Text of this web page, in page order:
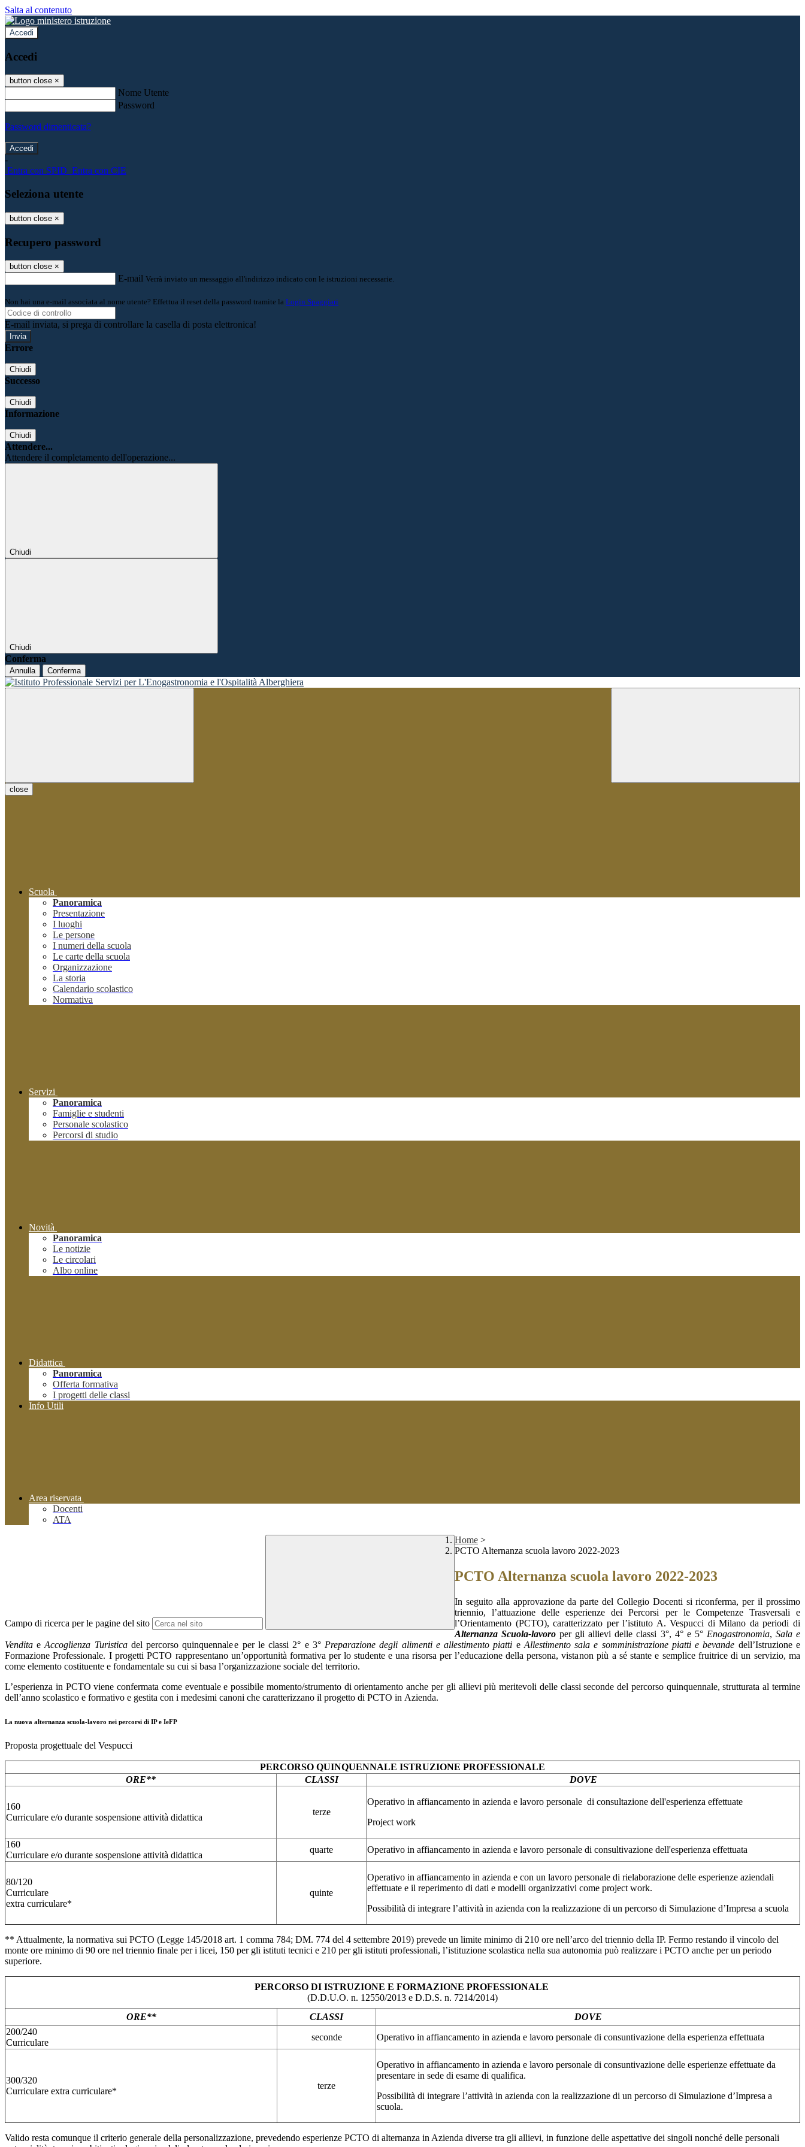
Salta al contenuto
Accedi
Accedi
button close ×
Nome Utente
Password
Password dimenticata?
-
Entra con SPID Entra con CIE
Seleziona utente
button close ×
Recupero password
button close ×
E-mail Verrà inviato un messaggio all'indirizzo indicato con le istruzioni necessarie.
Non hai una e-mail associata al nome utente? Effettua il reset della password tramite la Login Spaggiari
E-mail inviata, si prega di controllare la casella di posta elettronica!
Errore
Chiudi
Successo
Chiudi
Informazione
Chiudi
Attendere...
Attendere il completamento dell'operazione...
Chiudi
Chiudi
Conferma
Annulla Conferma
close
Scuola
Panoramica
Presentazione
I luoghi
Le persone
I numeri della scuola
Le carte della scuola
Organizzazione
La storia
Calendario scolastico
Normativa
Servizi
Panoramica
Famiglie e studenti
Personale scolastico
Percorsi di studio
Novità
Panoramica
Le notizie
Le circolari
Albo online
Didattica
Panoramica
Offerta formativa
I progetti delle classi
Info Utili
Area riservata
Docenti
ATA
Campo di ricerca per le pagine del sito
Home >
PCTO Alternanza scuola lavoro 2022-2023
PCTO Alternanza scuola lavoro 2022-2023
In seguito alla approvazione da parte del Collegio Docenti si riconferma, per il prossimo
triennio,
l’attuazione delle esperienze dei Percorsi per le Competenze Trasversali
e
l’Orientamento (PCTO), caratterizzato per l’istituto A. Vespucci di Milano da periodi di
Alternanza Scuola-lavoroper gli allievi delle classi 3°, 4° e 5° Enogastronomia, Sala e
VenditaeAccoglienza Turistica del percorso quinquennalee per le classi 2° e 3° Preparazione degli alimenti e allestimento piatti e Allestimento sala e somministrazione piatti e bevande dell’Istruzione e
Formazione Professionale. I progetti PCTO rappresentano un’opportunità formativa per lo studente e una risorsa per l’educazione della persona, vistanon più a sé stante e semplice fruitrice di un servizio, ma
come elemento costituente e fondamentale su cui si basa l’organizzazione sociale del territorio.
L’esperienza in PCTO viene confermata come eventuale e possibile momento/strumento di orientamento anche per gli allievi più meritevoli delle classi seconde del percorso quinquennale, strutturata al termine
dell’anno scolastico e formativo e gestita con i medesimi canoni che caratterizzano il progetto di PCTO in Azienda.
La nuova alternanza scuola-lavoro nei percorsi di IP e IeFP
Proposta progettuale del Vespucci
PERCORSO QUINQUENNALE ISTRUZIONE PROFESSIONALE
ORE**
CLASSI DOVE
160
Curriculare e/o durante sospensione attività didattica
terze
Operativo in affiancamento in azienda e lavoro personale di consultazione dell'esperienza effettuate
Project work
160
Curriculare e/o durante sospensione attività didattica
quarte Operativo in affiancamento in azienda e lavoro personale di consultivazione dell'esperienza effettuata
80/120
Curriculare
extra curriculare*
quinte
Operativo in affiancamento in azienda e con un lavoro personale di rielaborazione delle esperienze aziendali
effettuate e il reperimento di dati e modelli organizzativi come project work.
Possibilità di integrare l’attività in azienda con la realizzazione di un percorso di Simulazione d’Impresa a scuola
** Attualmente, la normativa sui PCTO (Legge 145/2018 art. 1 comma 784; DM. 774 del 4 settembre 2019) prevede un limite minimo di 210 ore nell’arco del triennio della IP. Fermo restando il vincolo del
monte ore minimo di 90 ore nel triennio finale per i licei, 150 per gli istituti tecnici e 210 per gli istituti professionali, l’istituzione scolastica nella sua autonomia può realizzare i PCTO anche per un periodo
superiore.
PERCORSO DI ISTRUZIONE E FORMAZIONE PROFESSIONALE
(D.D.U.O. n. 12550/2013 e D.D.S. n. 7214/2014)
ORE**
CLASSI
DOVE
200/240
Curriculare
seconde Operativo in affiancamento in azienda e lavoro personale di consuntivazione della esperienza effettuata
300/320
Curriculare extra curriculare*
terze
Operativo in affiancamento in azienda e lavoro personale di consuntivazione delle esperienze effettuate da
presentare in sede di esame di qualifica.
Possibilità di integrare l’attività in azienda con la realizzazione di un percorso di Simulazione d’Impresa a
scuola.
Valido resta comunque il criterio generale della personalizzazione, prevedendo esperienze PCTO di alternanza in Azienda diverse tra gli allievi, in funzione delle aspettative dei singoli nonché delle personali